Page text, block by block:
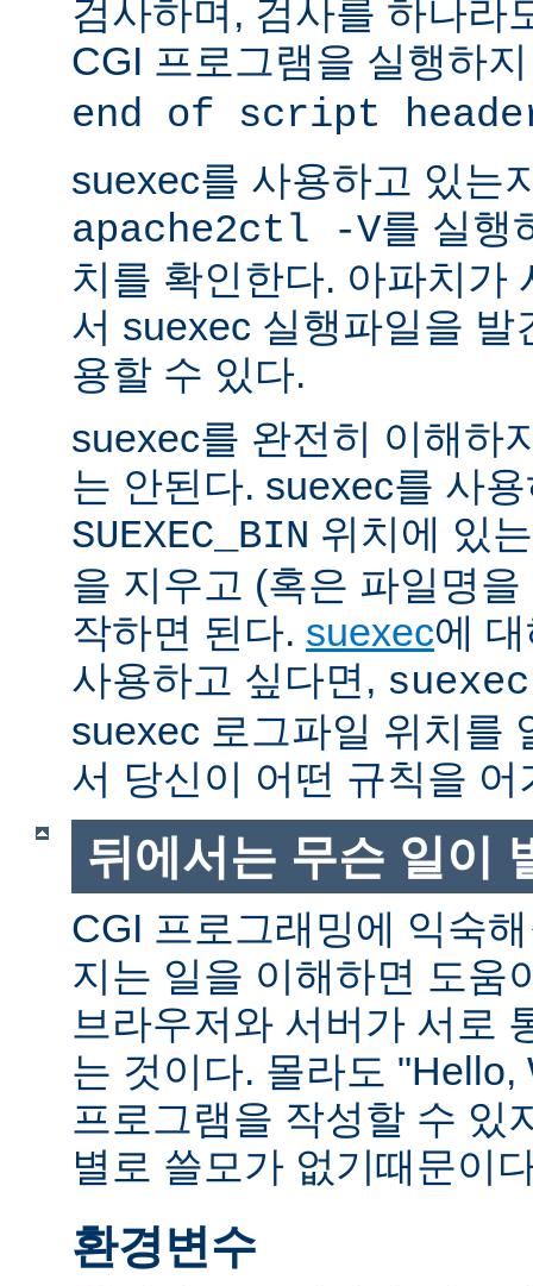
검사하며, 검사를 하나라
CGI 프로그램을 실행하
end of script
suexec를 사용하고 있는
apache2ctl -V를 실행
치를 확인한다. 아파치가
서 suexec 실행파일을 발
용할 수 있다.
suexec를 완전히 이해하
는 안된다. suexec를 사
SUEXEC_BIN 위치에 있
을 지우고 (혹은 파일명
작하면 된다. suexec에
사용하고 싶다면,
suexec 로그파일 위치를
서 당신이 어떤 규칙을
뒤에서는 무슨 일이
CGI 프로그래밍에 익숙
지는 일을 이해하면 도움
브라우저와 서버가 서로
는 것이다. 몰라도
프로그램을 작성할 수 있
별로 쓸모가 없기때문이
환경변수